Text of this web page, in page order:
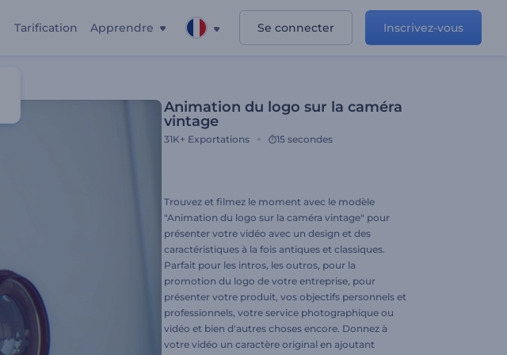
Tarification Apprendre Se connecter Inscrivez-vous
Animation du logo sur la caméra
vintage
31K+ Exportations 15 secondes
Trouvez et filmez le moment avec le modèle
"Animation du logo sur la caméra vintage" pour
présenter votre vidéo avec un design et des
caractéristiques à la fois antiques et classiques.
Parfait pour les intros, les outros, pour la
promotion du logo de votre entreprise, pour
présenter votre produit, vos objectifs personnels et
professionnels, votre service photographique ou
vidéo et bien d'autres choses encore. Donnez à
votre vidéo un caractère original en ajoutant